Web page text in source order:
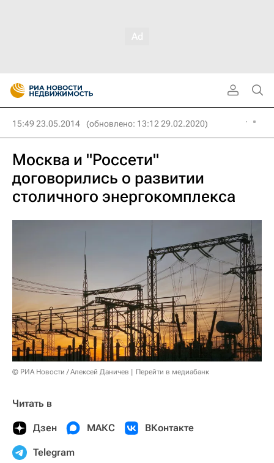
15:49 23.05.2014 (обновлено: 13:12 29.02.2020)
Москва и "Россети"
договорились о развитии
столичного энергокомплекса
© РИА Новости / Алексей Даничев Перейти в медиабанк
Читать в
Дзен МАКС ВКонтакте
Telegram